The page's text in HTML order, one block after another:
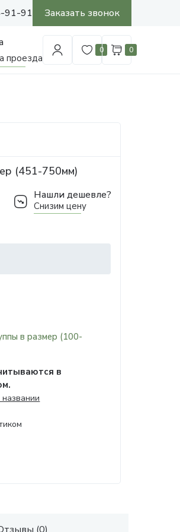
91-91 Заказать звонок
проезда
0 0
(451-750мм)
Нашли дешевле?
Снизим цену
в размер (100-
в